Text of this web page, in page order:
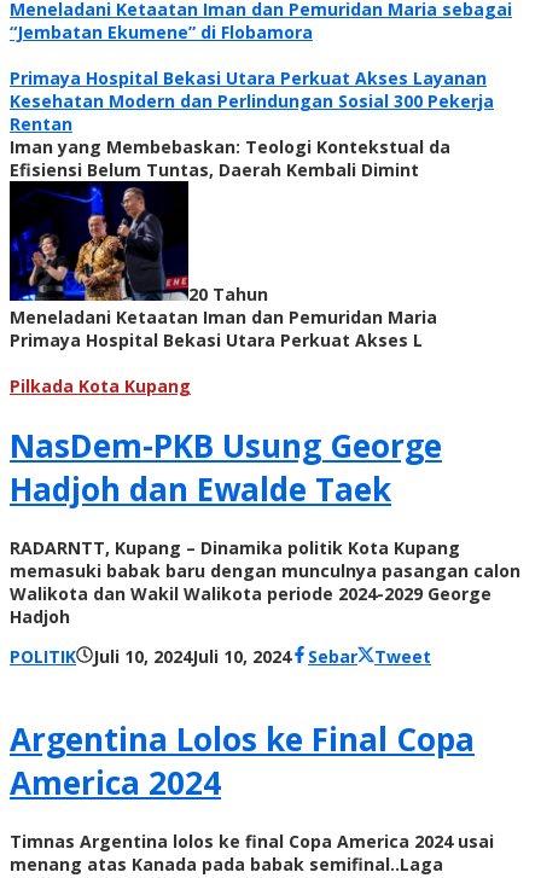
Meneladani Ketaatan Iman dan Pemuridan Maria sebagai
“Jembatan Ekumene” di Flobamora
Primaya Hospital Bekasi Utara Perkuat Akses Layanan
Kesehatan Modern dan Perlindungan Sosial 300 Pekerja
Rentan
Iman yang Membebaskan: Teologi Kontekstual da
Efisiensi Belum Tuntas, Daerah Kembali Dimint
20 Tahun
Meneladani Ketaatan Iman dan Pemuridan Maria
Primaya Hospital Bekasi Utara Perkuat Akses L
Radar
NTT
Pilkada Kota Kupang
NasDem-PKB Usung George
Hadjoh dan Ewalde Taek
RADARNTT, Kupang – Dinamika politik Kota Kupang
memasuki babak baru dengan munculnya pasangan calon
Walikota dan Wakil Walikota periode 2024-2029 George
Hadjoh
POLITIK
Juli 10, 2024Juli 10, 2024olehSebar Tweet
Argentina Lolos ke Final Copa
America 2024
Timnas Argentina lolos ke final Copa America 2024 usai
menang atas Kanada pada babak semifinal..Laga